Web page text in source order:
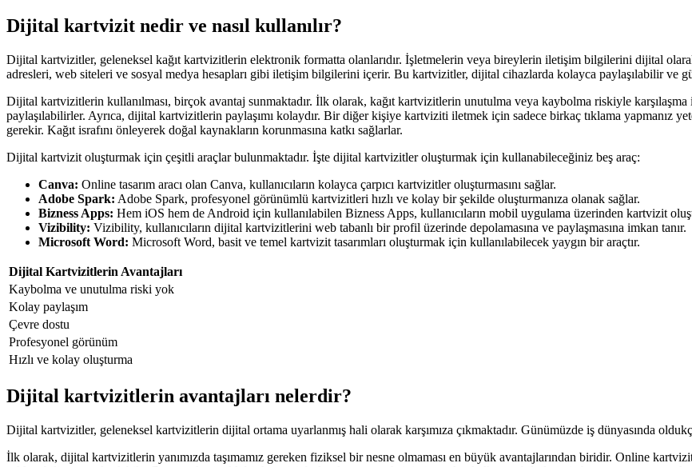
Dijital kartvizit nedir ve nasıl kullanılır?
Dijital kartvizitler, geleneksel kağıt kartvizitlerin elektronik formatta olanlarıdır. İşletmelerin veya bireylerin iletişim bilgilerini dijital
adresleri, web siteleri ve sosyal medya hesapları gibi iletişim bilgilerini içerir. Bu kartvizitler, dijital cihazlarda kolayca paylaşılabilir ve
Dijital kartvizitlerin kullanılması, birçok avantaj sunmaktadır. İlk olarak, kağıt kartvizitlerin unutulma veya kaybolma riskiyle
paylaşılabilirler. Ayrıca, dijital kartvizitlerin paylaşımı kolaydır. Bir diğer kişiye kartviziti iletmek için sadece birkaç tıklama yapmanız
gerekir. Kağıt israfını önleyerek doğal kaynakların korunmasına katkı sağlarlar.
Dijital kartvizit oluşturmak için çeşitli araçlar bulunmaktadır. İşte dijital kartvizitler oluşturmak için kullanabileceğiniz beş araç:
Canva: Online tasarım aracı olan Canva, kullanıcıların kolayca çarpıcı kartvizitler oluşturmasını sağlar.
Adobe Spark: Adobe Spark, profesyonel görünümlü kartvizitleri hızlı ve kolay bir şekilde oluşturmanıza olanak sağlar.
Bizness Apps: Hem iOS hem de Android için kullanılabilen Bizness Apps, kullanıcıların mobil uygulama üzerinden kartvizit
Vizibility: Vizibility, kullanıcıların dijital kartvizitlerini web tabanlı bir profil üzerinde depolamasına ve paylaşmasına imkan tanır.
Microsoft Word: Microsoft Word, basit ve temel kartvizit tasarımları oluşturmak için kullanılabilecek yaygın bir araçtır.
Dijital Kartvizitlerin Avantajları
Kaybolma ve unutulma riski yok
Kolay paylaşım
Çevre dostu
Profesyonel görünüm
Hızlı ve kolay oluşturma
Dijital kartvizitlerin avantajları nelerdir?
Dijital kartvizitler, geleneksel kartvizitlerin dijital ortama uyarlanmış hali olarak karşımıza çıkmaktadır. Günümüzde iş dünyasında
İlk olarak, dijital kartvizitlerin yanımızda taşımamız gereken fiziksel bir nesne olmaması en büyük avantajlarından biridir. Online